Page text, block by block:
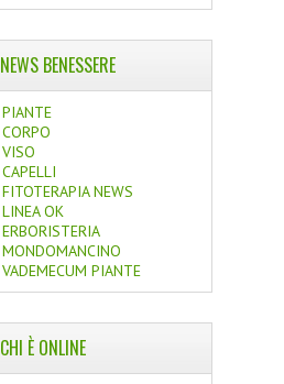
NEWS BENESSERE
PIANTE
CORPO
VISO
CAPELLI
FITOTERAPIA NEWS
LINEA OK
ERBORISTERIA
MONDOMANCINO
VADEMECUM PIANTE
CHI È ONLINE